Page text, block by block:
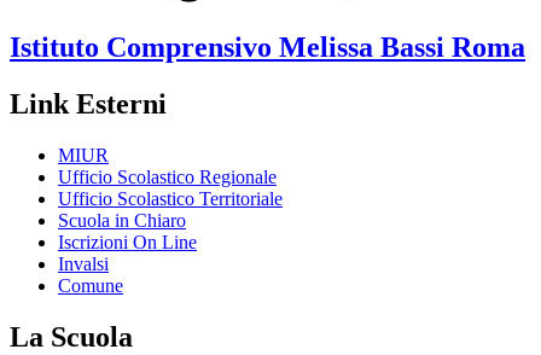
Istituto Comprensivo Melissa Bassi Roma
Link Esterni
MIUR
Ufficio Scolastico Regionale
Ufficio Scolastico Territoriale
Scuola in Chiaro
Iscrizioni On Line
Invalsi
Comune
La Scuola